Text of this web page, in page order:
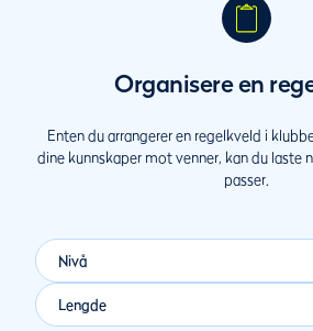
Organisere en
Enten du arrangerer en regelkveld i
dine kunnskaper mot venner, kan du laste
passer.
Nivå
Lengde